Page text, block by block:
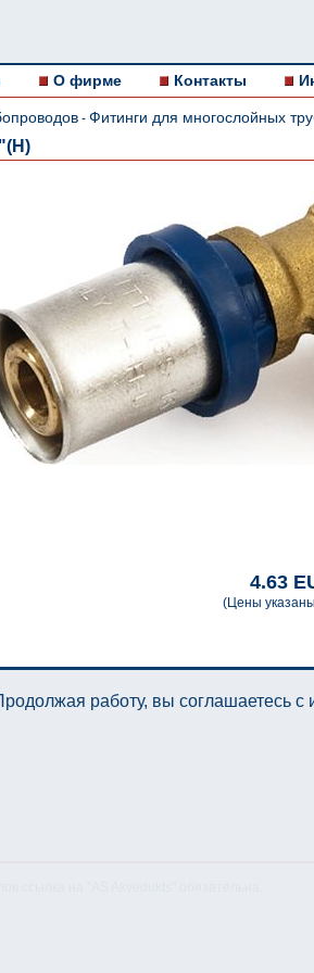
О фирме Контакты
- Фитинги для многослойных
4.63
(Цены
работу, вы соглашаетесь с